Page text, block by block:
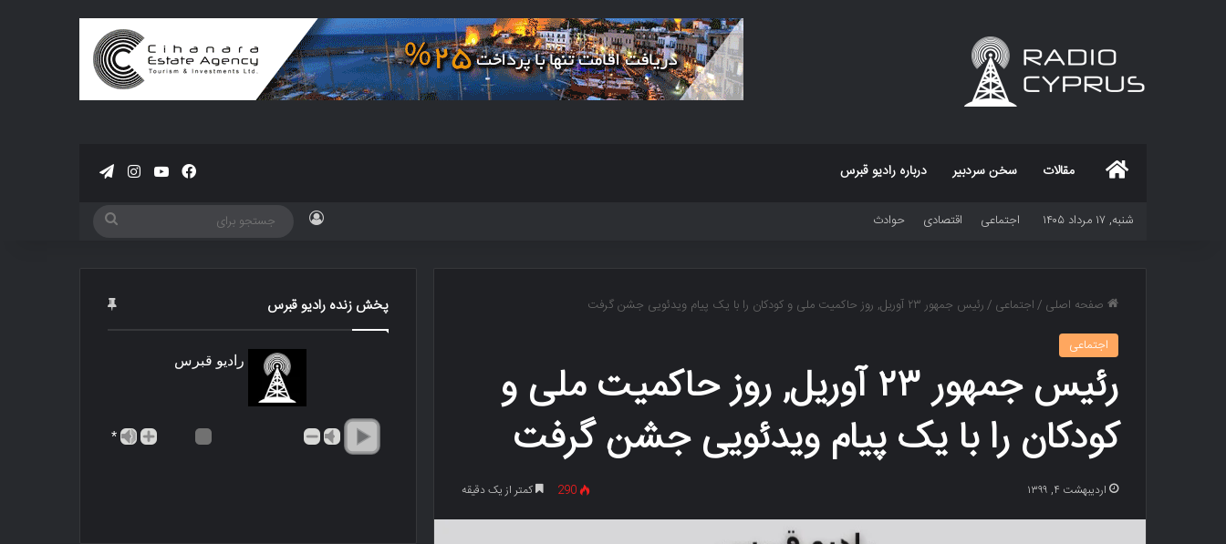
خانه مقالات سخن سردبیر درباره رادیو قبرس فیسبوکیوتیوباینستاگرام
تلگرام
شنبه, ۱۷ مرداد ۱۴۰۵ اجتماعی اقتصادی حوادث ورود
جستجو
صفحه اصلی /اجتماعی /رئیس جمهور ۲۳ آوریل, روز حاکمیت ملی و کودکان را با یک پیام ویدئویی جشن گرفت
اجتماعی
رئیس جمهور ۲۳ آوریل, روز حاکمیت ملی و
کودکان را با یک پیام ویدئویی جشن گرفت
اردیبهشت ۴, ۱۳۹۹ 290 کمتر از یک دقیقه
پخش زنده رادیو قبرس
رادیو قبرس
*